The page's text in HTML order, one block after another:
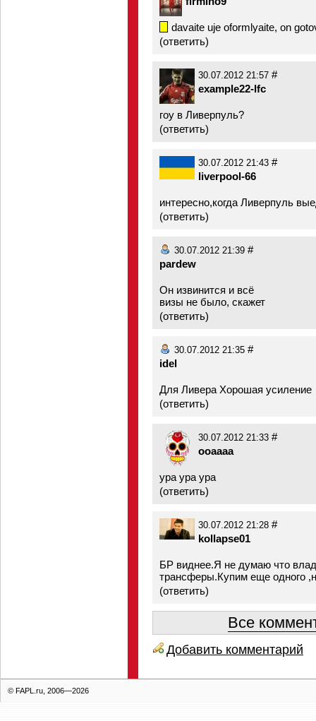
davaite uje oformlyaite, on
(ответить)
30.07.2012 21:57 #
example22-lfc
гоу в Ливерпуль?
(ответить)
30.07.2012 21:43 #
liverpool-66
интересно,когда Ливерпуль
(ответить)
30.07.2012 21:39 #
pardew
Он извинится и всё
визы не было, скажет
(ответить)
30.07.2012 21:35 #
idel
Для Ливера Хорошая усиление
(ответить)
30.07.2012 21:33 #
ooaaaa
ура ура ура
(ответить)
30.07.2012 21:28 #
kollapse01
БР виднее.Я не думаю что
трансферы.Купим еще одного
(ответить)
Все
Добавить комментарий
© FAPL.ru, 2006—2026